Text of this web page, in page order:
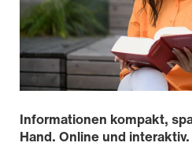
Informationen kompakt,
Hand. Online und interaktiv.